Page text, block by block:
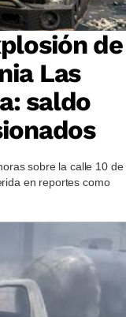
de
Las
saldo
sobre la calle 10 de
en reportes como